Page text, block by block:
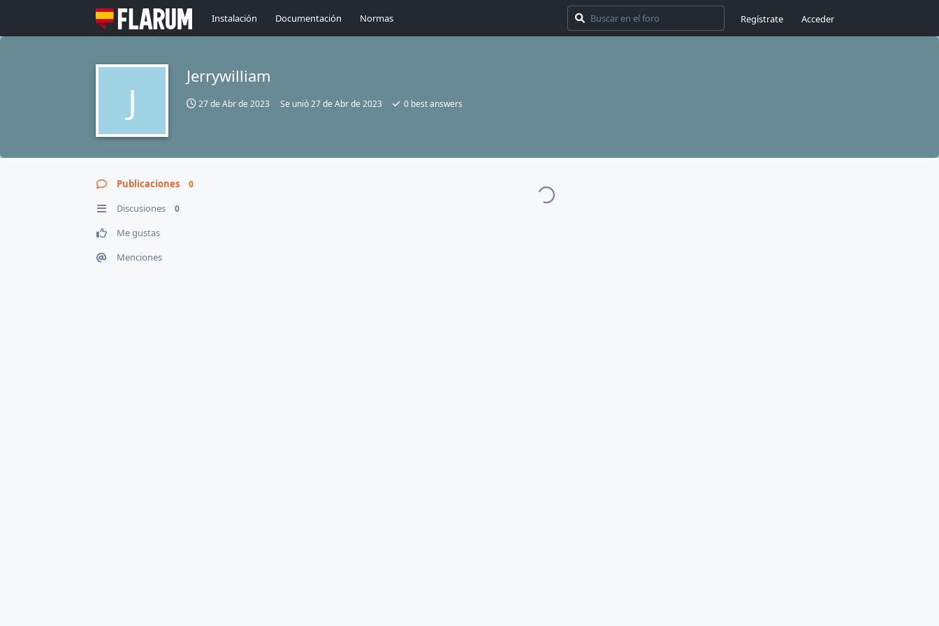
Instalación Documentación Normas Regístrate Acceder
J
Jerrywilliam
27 de Abr de 2023 Se unió27 de Abr de 2023 0 best answers
Publicaciones 0
Discusiones 0
Me gustas
Menciones